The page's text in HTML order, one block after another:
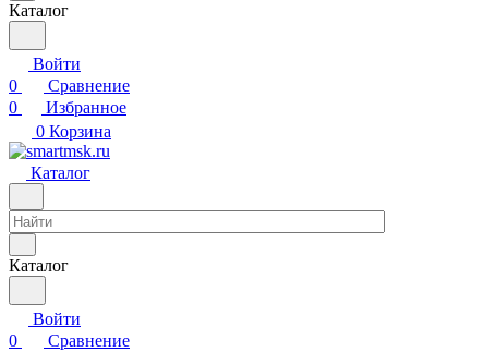
Каталог
Войти
0
Сравнение
0
Избранное
0 Корзина
Каталог
Каталог
Войти
0
Сравнение